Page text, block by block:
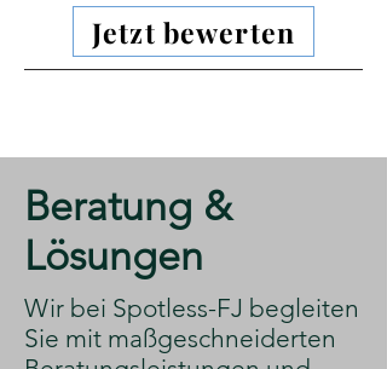
Jetzt bewerten
​Beratung &
Lösungen
​Wir bei Spotless-FJ begleiten
Sie mit maßgeschneiderten